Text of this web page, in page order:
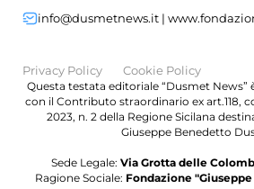
info@dusmetnews.it |
Privacy Policy Cookie Policy
Questa testata editoriale “Dusmet News”
con il Contributo straordinario ex art.118,
2023, n. 2 della Regione Sicilana
Giuseppe Benedetto
Sede Legale: Via Grotta delle
Ragione Sociale: Fondazione